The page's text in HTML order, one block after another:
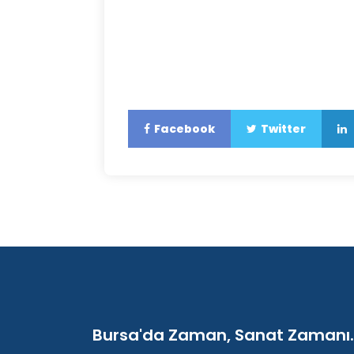
Facebook Twitter
Bursa'da Zaman, Sanat